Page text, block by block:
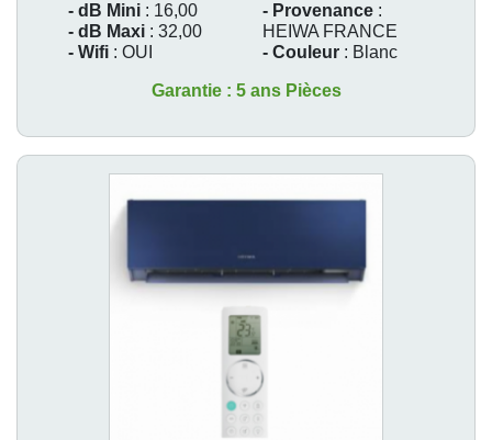
- dB Mini : 16,00
- dB Maxi : 32,00
- Wifi : OUI
- Provenance :
HEIWA FRANCE
- Couleur : Blanc
Garantie : 5 ans Pièces